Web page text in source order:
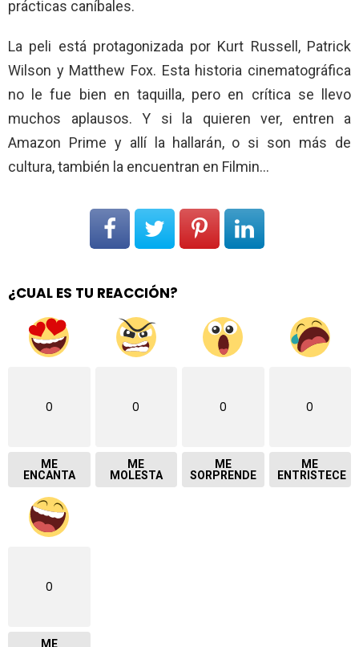
prácticas caníbales.
La peli está protagonizada por Kurt Russell, Patrick
Wilson y Matthew Fox. Esta historia cinematográfica
no le fue bien en taquilla, pero en crítica se llevo
muchos aplausos. Y si la quieren ver, entren a
Amazon Prime y allí la hallarán, o si son más de
cultura, también la encuentran en Filmin…
¿CUAL ES TU REACCIÓN?
0
ME
ENCANTA
0
ME
MOLESTA
0
ME
SORPRENDE
0
ME
ENTRISTECE
0
ME